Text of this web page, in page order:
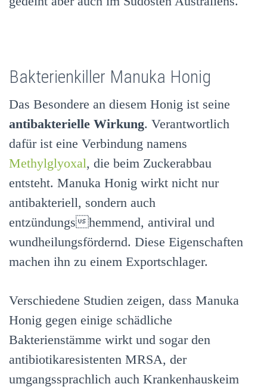
Bakterienkiller Manuka Honig
Das Besondere an diesem Honig ist seine
antibakterielle Wirkung. Verantwortlich
dafür ist eine Verbindung namens
Methylglyoxal, die beim Zuckerabbau
entsteht. Manuka Honig wirkt nicht nur
antibakteriell, sondern auch
entzündungshemmend, antiviral und
wundheilungsfördernd. Diese Eigenschaften
machen ihn zu einem Exportschlager.
Verschiedene Studien zeigen, dass Manuka
Honig gegen einige schädliche
Bakterienstämme wirkt und sogar den
antibiotikaresistenten MRSA, der
umgangssprachlich auch Krankenhauskeim